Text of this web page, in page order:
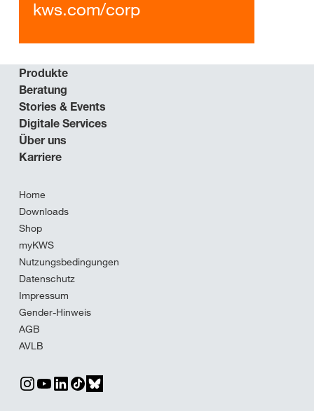
kws.com/corp
Produkte
Beratung
Stories & Events
Digitale Services
Über uns
Karriere
Home
Downloads
Shop
myKWS
Nutzungsbedingungen
Datenschutz
Impressum
Gender-Hinweis
AGB
AVLB